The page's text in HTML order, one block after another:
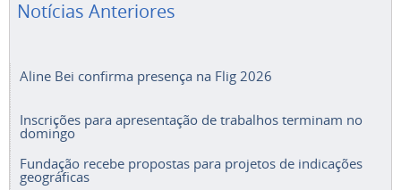
Notícias Anteriores
Aline Bei confirma presença na Flig 2026
Inscrições para apresentação de trabalhos terminam no
domingo
Fundação recebe propostas para projetos de indicações
geográficas